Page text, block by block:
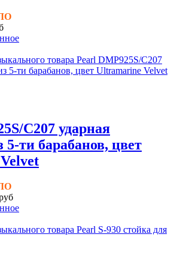
C207 ударная
5-ти барабанов, цвет